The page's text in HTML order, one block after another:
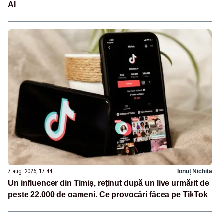
AI
7 aug. 2026, 17:44 Ionuț Nichita
Un influencer din Timiș, reținut după un live urmărit de
peste 22.000 de oameni. Ce provocări făcea pe TikTok